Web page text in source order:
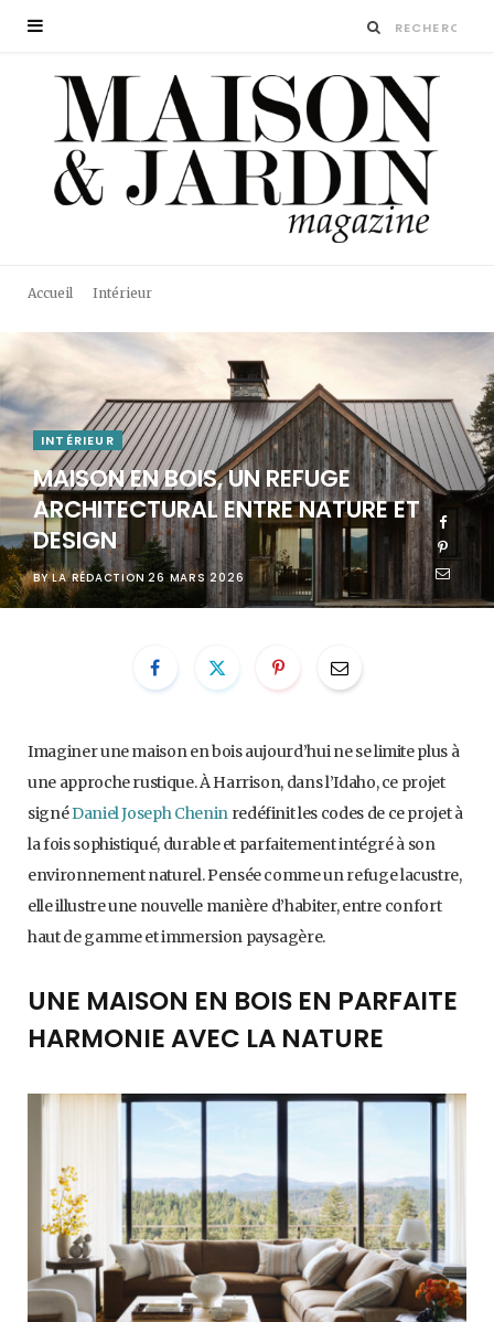
Accueil Intérieur
INTÉRIEUR
MAISON EN BOIS, UN REFUGE
ARCHITECTURAL ENTRE NATURE ET
DESIGN
BY LA RÉDACTION 26 MARS 2026
Imaginer une maison en bois aujourd’hui ne se limite plus à
une approche rustique. À Harrison, dans l’Idaho, ce projet
signéDaniel Joseph Cheninredéfinit les codes de ce projet à
la fois sophistiqué, durable et parfaitement intégré à son
environnement naturel. Pensée comme un refuge lacustre,
elle illustre une nouvelle manière d’habiter, entre confort
haut de gamme et immersion paysagère.
UNE MAISON EN BOIS EN PARFAITE
HARMONIE AVEC LA NATURE